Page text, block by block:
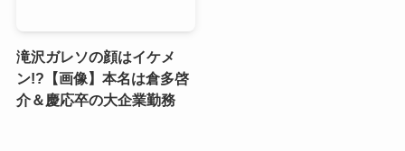
滝沢ガレソの顔はイケメ
ン!?【画像】本名は倉多啓
介＆慶応卒の大企業勤務